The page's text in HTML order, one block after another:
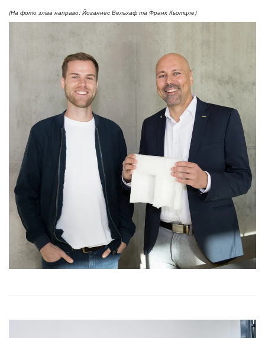
(На фото зліва направо: Йоганнес Вельхаф та Франк Кьотцле)